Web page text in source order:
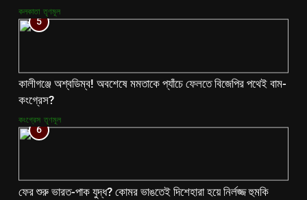
কলকাতা তৃণমূল
5
কালীগঞ্জে অশ্বডিম্ব! অবশেষে মমতাকে প্যাঁচে ফেলতে বিজেপির পথেই বাম-
কংগ্রেস?
কংগ্রেস তৃণমূল
6
ফের শুরু ভারত-পাক যুদ্ধ? কোমর ভাঙতেই দিশেহারা হয়ে নির্লজ্জ হুমকি